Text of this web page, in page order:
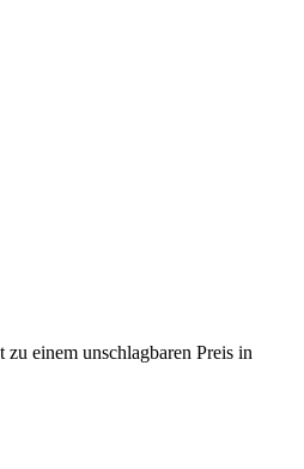
einem unschlagbaren Preis in